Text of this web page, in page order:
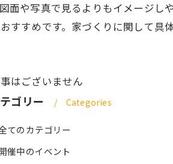
面や写真で見るよりもイメージ
すすめです。家づくりに関して具
はございません
ゴリー Categories
てのカテゴリー
催中のイベント